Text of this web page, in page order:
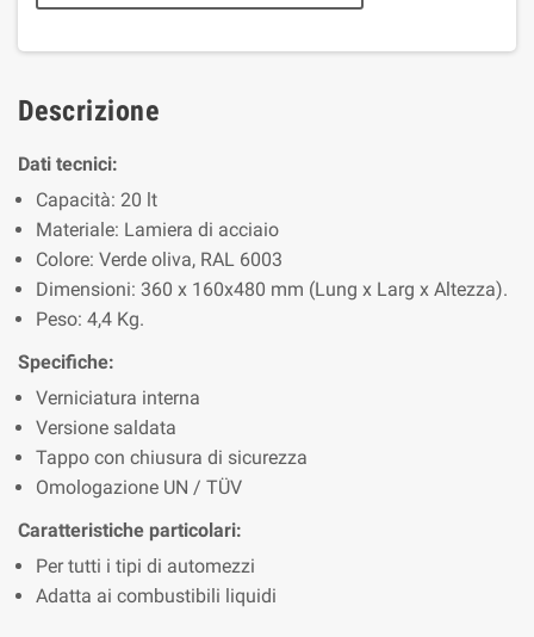
Descrizione
Dati tecnici:
Capacità: 20 lt
Materiale: Lamiera di acciaio
Colore: Verde oliva, RAL 6003
Dimensioni: 360 x 160x480 mm (Lung x Larg x Altezza).
Peso: 4,4 Kg.
Specifiche:
Verniciatura interna
Versione saldata
Tappo con chiusura di sicurezza
Omologazione UN / TÜV
Caratteristiche particolari:
Per tutti i tipi di automezzi
Adatta ai combustibili liquidi